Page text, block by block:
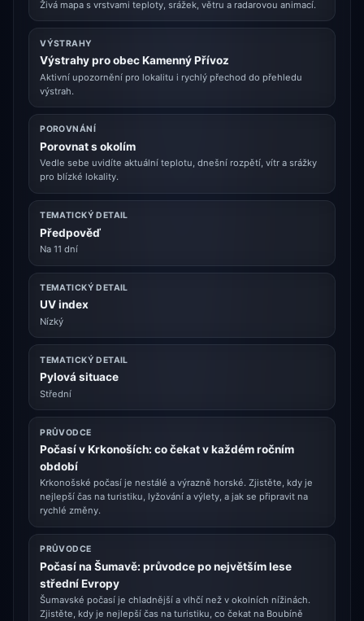
Živá mapa s vrstvami teploty, srážek, větru a radarovou animací.
VÝSTRAHY
Výstrahy pro obec Kamenný Přívoz
Aktivní upozornění pro lokalitu i rychlý přechod do přehledu
výstrah.
POROVNÁNÍ
Porovnat s okolím
Vedle sebe uvidíte aktuální teplotu, dnešní rozpětí, vítr a srážky
pro blízké lokality.
TEMATICKÝ DETAIL
Předpověď
Na 11 dní
TEMATICKÝ DETAIL
UV index
Nízký
TEMATICKÝ DETAIL
Pylová situace
Střední
PRŮVODCE
Počasí v Krkonoších: co čekat v každém ročním
období
Krkonošské počasí je nestálé a výrazně horské. Zjistěte, kdy je
nejlepší čas na turistiku, lyžování a výlety, a jak se připravit na
rychlé změny.
PRŮVODCE
Počasí na Šumavě: průvodce po největším lese
střední Evropy
Šumavské počasí je chladnější a vlhčí než v okolních nížinách.
Zjistěte, kdy je nejlepší čas na turistiku, co čekat na Boubíně